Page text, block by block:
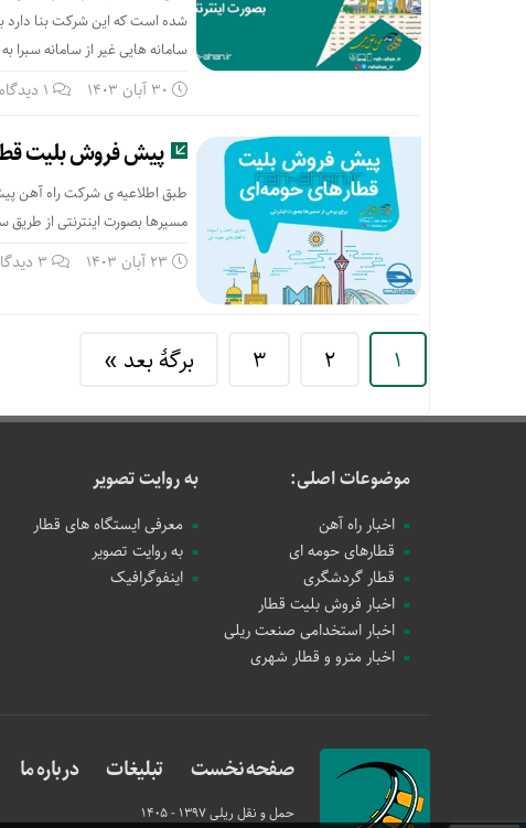
شده است که این شرکت بنا دارد
سامانه هایی غیر از سامانه سبرا
30 آبان 1403 1 دیدگاه
پیش فروش بلیت
مسیرها بصورت اینترنتی از طریق
23 آبان 1403 3 دیدگاه
1
2
3 برگهٔ بعد »
موضوعات اصلی:
اخبار راه آهن
قطارهای حومه ای
قطار گردشگری
اخبار فروش بلیت قطار
اخبار استخدامی صنعت ریلی
اخبار مترو و قطار شهری
به روایت تصویر
معرفی ایستگاه های قطار
به روایت تصویر
اینفوگرافیک
صفحه نخست تبلیغات درباره ما
حمل و نقل ریلی1397 - 1405